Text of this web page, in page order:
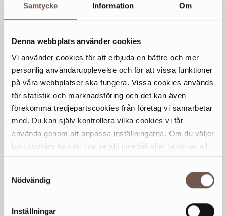
Samtycke Information Om
Denna webbplats använder cookies
Vi använder cookies för att erbjuda en bättre och mer
personlig användarupplevelse och för att vissa funktioner
på våra webbplatser ska fungera. Vissa cookies används
för statistik och marknadsföring och det kan även
förekomma tredjepartscookies från företag vi samarbetar
med. Du kan själv kontrollera vilka cookies vi får
använda genom att anpassa inställningarna. Om du väljer
bort cookies kan du inte se allt innehåll eller ta del av all
Nödvändig
Inställningar
Mån
10-20
Tis
10-20
Fre
10-20
Lör
Generella avvikande öppettider
HEMSIDA